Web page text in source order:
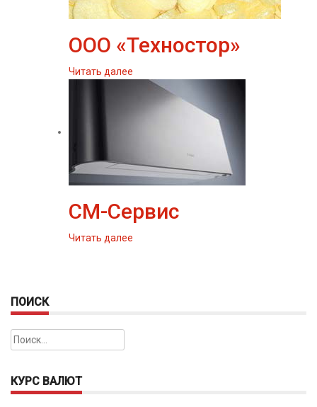
ООО «Техностор»
Читать далее
СМ-Сервис
Читать далее
ПОИСК
Найти:
КУРС ВАЛЮТ